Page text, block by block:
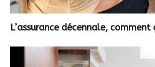
L’assurance décennale, comment